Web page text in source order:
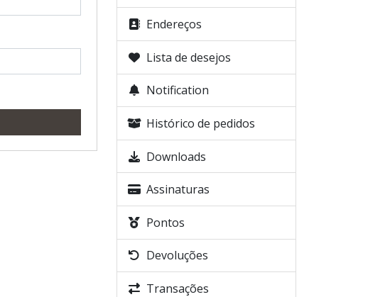
Endereços
Lista de desejos
Notification
Histórico de pedidos
Downloads
Assinaturas
Pontos
Devoluções
Transações